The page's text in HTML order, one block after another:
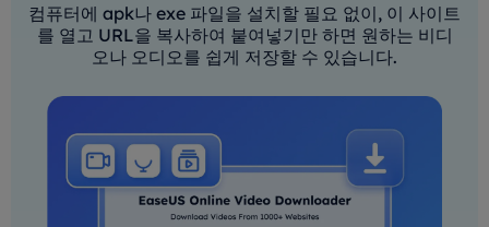
컴퓨터에 apk나 exe 파일을 설치할 필요 없이, 이 사이트
를 열고 URL을 복사하여 붙여넣기만 하면 원하는 비디
오나 오디오를 쉽게 저장할 수 있습니다.